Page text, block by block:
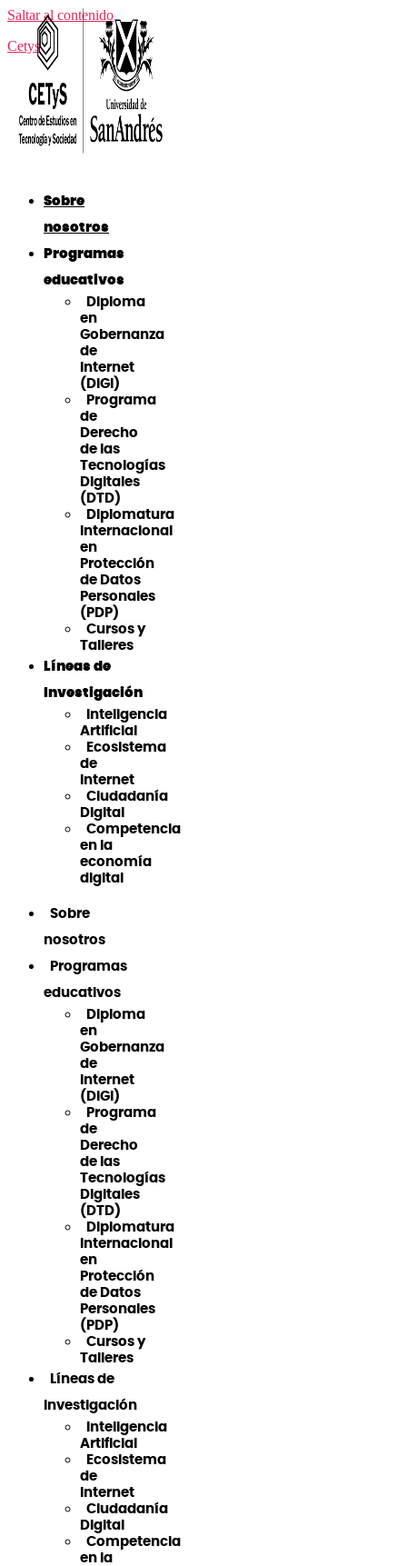
Saltar al contenido
Cetys
Sobre
nosotros
Programas
educativos
Diploma
en
Gobernanza
de
Internet
(DiGI)
Programa
de
Derecho
de las
Tecnologías
Digitales
(DTD)
Diplomatura
Internacional
en
Protección
de Datos
Personales
(PDP)
Cursos y
Talleres
Líneas de
Investigación
Inteligencia
Artificial
Ecosistema
de
Internet
Ciudadanía
Digital
Competencia
en la
economía
digital
Sobre
nosotros
Programas
educativos
Diploma
en
Gobernanza
de
Internet
(DiGI)
Programa
de
Derecho
de las
Tecnologías
Digitales
(DTD)
Diplomatura
Internacional
en
Protección
de Datos
Personales
(PDP)
Cursos y
Talleres
Líneas de
Investigación
Inteligencia
Artificial
Ecosistema
de
Internet
Ciudadanía
Digital
Competencia
en la